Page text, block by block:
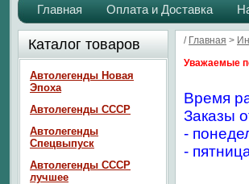
Главная Оплата и Доставка
/ Главная >
Уважаемые
Время
Заказы
-
-
Каталог товаров
Автолегенды Новая
Эпоха
Автолегенды СССР
Автолегенды
Спецвыпуск
Автолегенды СССР
лучшее